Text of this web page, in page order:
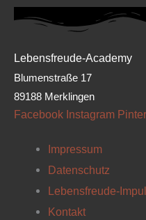
Lebensfreude-Academy
Blumenstraße 17
89188 Merklingen
Facebook Instagram
Impressum
Datenschutz
Lebensfreude-
Kontakt